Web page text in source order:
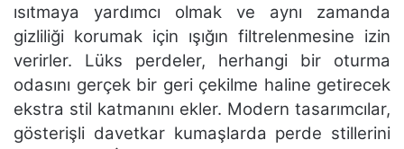
ısıtmaya yardımcı olmak ve aynı zamanda
gizliliği korumak için ışığın filtrelenmesine izin
verirler. Lüks perdeler, herhangi bir oturma
odasını gerçek bir geri çekilme haline getirecek
ekstra stil katmanını ekler. Modern tasarımcılar,
gösterişli davetkar kumaşlarda perde stillerini